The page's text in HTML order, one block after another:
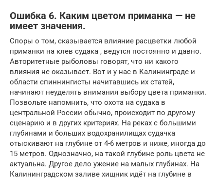
Ошибка 6. Каким цветом приманка — не
имеет значения.
Споры о том, сказывается влияние расцветки любой
приманки на клев судака , ведутся постоянно и давно.
Авторитетные рыболовы говорят, что ни какого
влияния не оказывает. Вот и у нас в Калининграде и
области спиннингисты начитавшись их статей,
начинают неуделять внимания выбору цвета приманки.
Позвольте напомнить, что охота на судака в
центральной России обычно, происходит по другому
сценарию и в других критериях. На реках с большими
глубинами и больших водохранилищах судачка
отыскивают на глубине от 4-6 метров и ниже, иногда до
15 метров. Однозначно, на такой глубине роль цвета не
актуальна. Другое дело ужение на малых глубинах. На
Калининградском заливе хищник идёт на глубине в